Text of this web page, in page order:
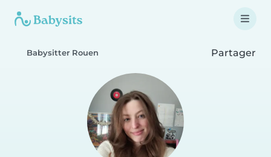
Babysitter Rouen Partager